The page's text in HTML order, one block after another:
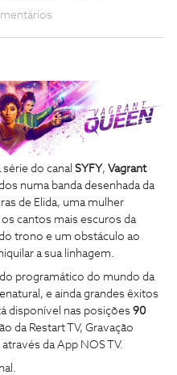
série do canal SYFY, Vagrant
numa banda desenhada da
de Elida, uma mulher
os cantos mais escuros da
trono e um obstáculo ao
a sua linhagem.
programático do mundo da
e ainda grandes êxitos
disponível nas posições 90
da Restart TV, Gravação
da App NOS TV.